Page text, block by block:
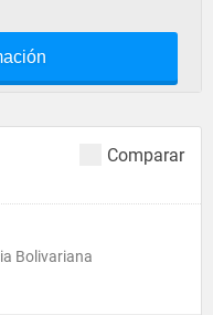
Comparar
Bolivariana